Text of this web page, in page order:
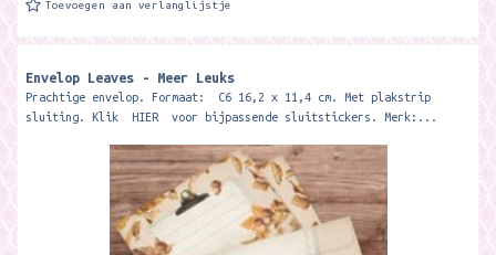
Toevoegen aan verlanglijstje
Envelop Leaves - Meer Leuks
Prachtige envelop. Formaat: C6 16,2 x 11,4 cm. Met plakstrip
sluiting. Klik HIER voor bijpassende sluitstickers. Merk:...